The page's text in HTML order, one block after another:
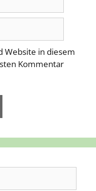
Website in diesem
Kommentar